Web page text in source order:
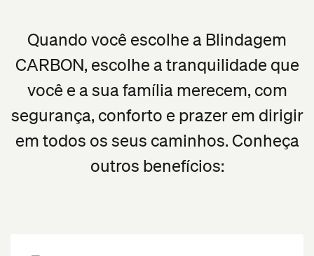
Quando você escolhe a Blindagem
CARBON, escolhe a tranquilidade que
você e a sua família merecem, com
segurança, conforto e prazer em dirigir
em todos os seus caminhos. Conheça
outros benefícios: